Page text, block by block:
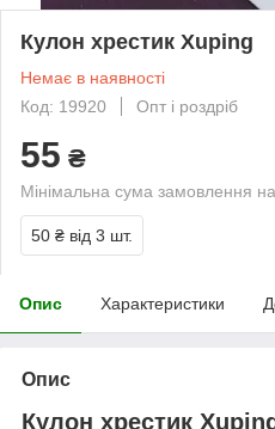
Кулон хрестик Xuping
Немає в наявності
Код: 19920
Опт і роздріб
55 ₴
Мінімальна сума замовлення
50 ₴ від 3 шт.
Опис Характеристики
Опис
Кулон хрестик